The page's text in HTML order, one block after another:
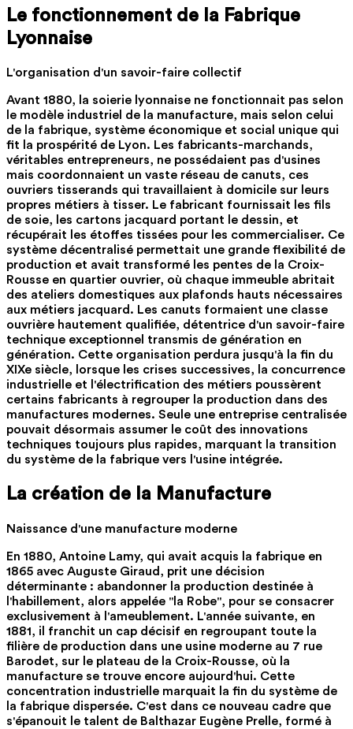
Le fonctionnement de la Fabrique
Lyonnaise
L'organisation d'un savoir-faire collectif
Avant 1880, la soierie lyonnaise ne fonctionnait pas selon
le modèle industriel de la manufacture, mais selon celui
de la fabrique, système économique et social unique qui
fit la prospérité de Lyon. Les fabricants-marchands,
véritables entrepreneurs, ne possédaient pas d'usines
mais coordonnaient un vaste réseau de canuts, ces
ouvriers tisserands qui travaillaient à domicile sur leurs
propres métiers à tisser. Le fabricant fournissait les fils
de soie, les cartons jacquard portant le dessin, et
récupérait les étoffes tissées pour les commercialiser. Ce
système décentralisé permettait une grande flexibilité de
production et avait transformé les pentes de la Croix-
Rousse en quartier ouvrier, où chaque immeuble abritait
des ateliers domestiques aux plafonds hauts nécessaires
aux métiers jacquard. Les canuts formaient une classe
ouvrière hautement qualifiée, détentrice d'un savoir-faire
technique exceptionnel transmis de génération en
génération. Cette organisation perdura jusqu'à la fin du
XIXe siècle, lorsque les crises successives, la concurrence
industrielle et l'électrification des métiers poussèrent
certains fabricants à regrouper la production dans des
manufactures modernes. Seule une entreprise centralisée
pouvait désormais assumer le coût des innovations
techniques toujours plus rapides, marquant la transition
du système de la fabrique vers l'usine intégrée.
La création de la Manufacture
Naissance d'une manufacture moderne
En 1880, Antoine Lamy, qui avait acquis la fabrique en
1865 avec Auguste Giraud, prit une décision
déterminante : abandonner la production destinée à
l'habillement, alors appelée "la Robe", pour se consacrer
exclusivement à l'ameublement. L'année suivante, en
1881, il franchit un cap décisif en regroupant toute la
filière de production dans une usine moderne au 7 rue
Barodet, sur le plateau de la Croix-Rousse, où la
manufacture se trouve encore aujourd'hui. Cette
concentration industrielle marquait la fin du système de
la fabrique dispersée. C'est dans ce nouveau cadre que
s'épanouit le talent de Balthazar Eugène Prelle, formé à